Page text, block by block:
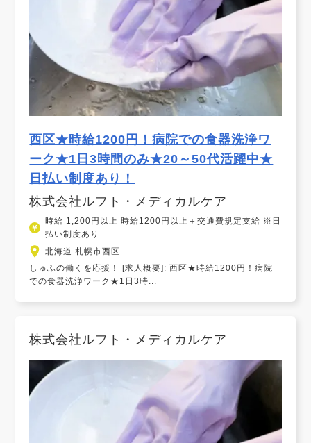
西区★時給1200円！病院での食器洗浄ワ
ーク★1日3時間のみ★20～50代活躍中★
日払い制度あり！
株式会社ルフト・メディカルケア
時給 1,200円以上 時給1200円以上＋交通費規定支給 ※日
払い制度あり
北海道 札幌市西区
しゅふの働くを応援！ [求人概要]: 西区★時給1200円！病院
での食器洗浄ワーク★1日3時...
株式会社ルフト・メディカルケア